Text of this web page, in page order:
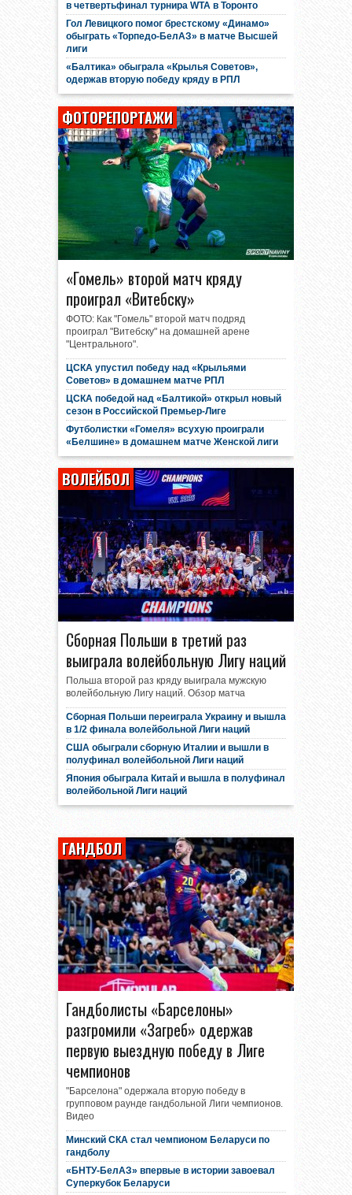
в четвертьфинал турнира WTA в Торонто
Гол Левицкого помог брестскому «Динамо»
обыграть «Торпедо-БелАЗ» в матче Высшей
лиги
«Балтика» обыграла «Крылья Советов»,
одержав вторую победу кряду в РПЛ
ФОТОРЕПОРТАЖИ
«Гомель» второй матч кряду
проиграл «Витебску»
ФОТО: Как "Гомель" второй матч подряд
проиграл "Витебску" на домашней арене
"Центрального".
ЦСКА упустил победу над «Крыльями
Советов» в домашнем матче РПЛ
ЦСКА победой над «Балтикой» открыл новый
сезон в Российской Премьер-Лиге
Футболистки «Гомеля» всухую проиграли
«Белшине» в домашнем матче Женской лиги
ВОЛЕЙБОЛ
Сборная Польши в третий раз
выиграла волейбольную Лигу наций
Польша второй раз кряду выиграла мужскую
волейбольную Лигу наций. Обзор матча
Сборная Польши переиграла Украину и вышла
в 1/2 финала волейбольной Лиги наций
США обыграли сборную Италии и вышли в
полуфинал волейбольной Лиги наций
Япония обыграла Китай и вышла в полуфинал
волейбольной Лиги наций
ГАНДБОЛ
Гандболисты «Барселоны»
разгромили «Загреб» одержав
первую выездную победу в Лиге
чемпионов
"Барселона" одержала вторую победу в
групповом раунде гандбольной Лиги чемпионов.
Видео
Минский СКА стал чемпионом Беларуси по
гандболу
«БНТУ-БелАЗ» впервые в истории завоевал
Суперкубок Беларуси